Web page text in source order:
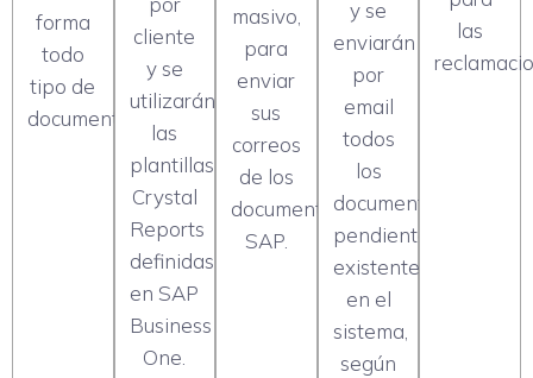
forma
todo
tipo de
documentos.
cliente
y se
utilizarán
las
plantillas
Crystal
Reports
definidas
en SAP
Business
One.
masivo,
para
enviar
sus
correos
de los
documentos
SAP.
y se
enviarán
por
email
todos
los
documentos
pendientes
existentes
en el
sistema,
según
las